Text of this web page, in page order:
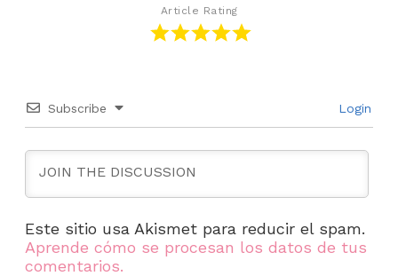
Article Rating
Subscribe Login
Este sitio usa Akismet para reducir el spam.
Aprende cómo se procesan los datos de tus
comentarios.